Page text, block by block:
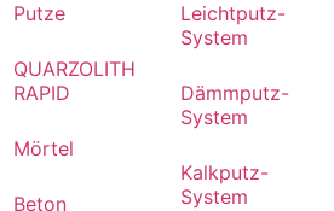
Putze
QUARZOLITH
RAPID
Mörtel
Beton
Leichtputz-
System
Dämmputz-
System
Kalkputz-
System